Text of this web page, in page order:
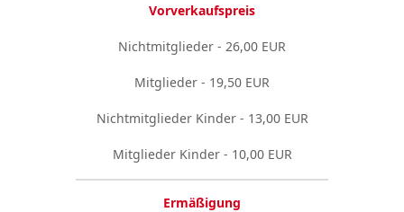
Vorverkaufspreis
Nichtmitglieder - 26,00 EUR
Mitglieder - 19,50 EUR
Nichtmitglieder Kinder - 13,00 EUR
Mitglieder Kinder - 10,00 EUR
Ermäßigung